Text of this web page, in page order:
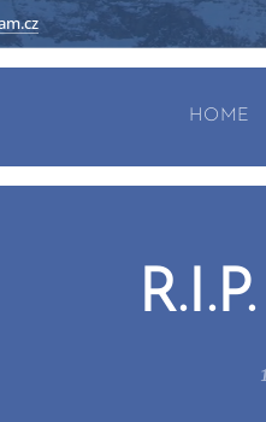
HOME